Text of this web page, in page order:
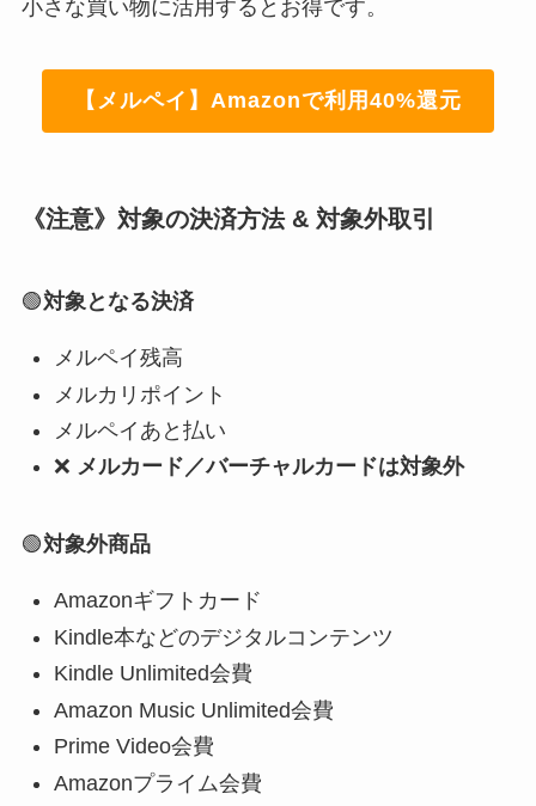
小さな買い物に活用するとお得です。
【メルペイ】Amazonで利用40%還元
《注意》対象の決済方法 & 対象外取引
🟢対象となる決済
メルペイ残高
メルカリポイント
メルペイあと払い
❌ メルカード／バーチャルカードは対象外
🟢対象外商品
Amazonギフトカード
Kindle本などのデジタルコンテンツ
Kindle Unlimited会費
Amazon Music Unlimited会費
Prime Video会費
Amazonプライム会費